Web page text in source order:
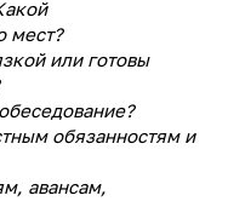
мест?
или готовы
обязанностям и
авансам,